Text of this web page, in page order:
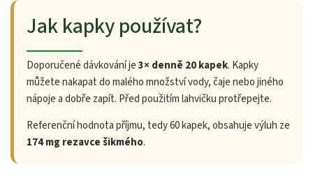
Jak kapky používat?
Doporučené dávkování je3× denně 20 kapek. Kapky
můžete nakapat do malého množství vody, čaje nebo jiného
nápoje a dobře zapít. Před použitím lahvičku protřepejte.
Referenční hodnota příjmu, tedy 60 kapek, obsahuje výluh ze
174 mg rezavce šikmého.